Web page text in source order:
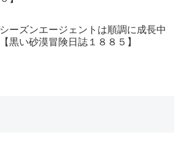
シーズンエージェントは順調に成長中
【黒い砂漠冒険日誌１８８５】